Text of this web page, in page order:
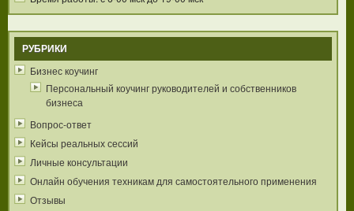
РУБРИКИ
Бизнес коучинг
Персональный коучинг руководителей и собственников
бизнеса
Вопрос-ответ
Кейсы реальных сессий
Личные консультации
Онлайн обучения техникам для самостоятельного применения
Отзывы